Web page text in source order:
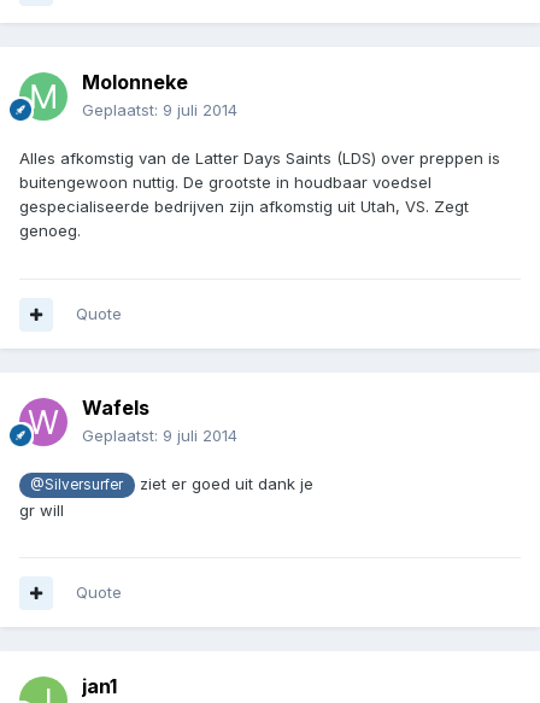
Molonneke
Geplaatst: 9 juli 2014
Alles afkomstig van de Latter Days Saints (LDS) over preppen is
buitengewoon nuttig. De grootste in houdbaar voedsel
gespecialiseerde bedrijven zijn afkomstig uit Utah, VS. Zegt
genoeg.
Quote
Wafels
Geplaatst: 9 juli 2014
@Silversurfer
ziet er goed uit dank je
gr will
Quote
jan1